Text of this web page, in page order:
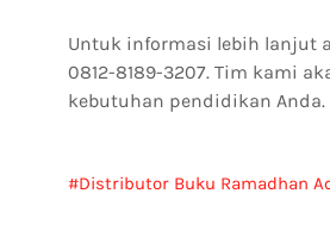
Untuk informasi lebih lanjut
0812-8189-3207. Tim kami
kebutuhan pendidikan Anda.
Distributor Buku Ramadhan